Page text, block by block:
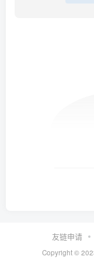
友链申请
Copyright ©